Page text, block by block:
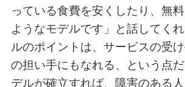
っている食費を安くしたり、無
ようなモデルです」と話してく
ルのポイントは、サービスの受
の担い手にもなれる、という点
デルが確立すれば、障害のある